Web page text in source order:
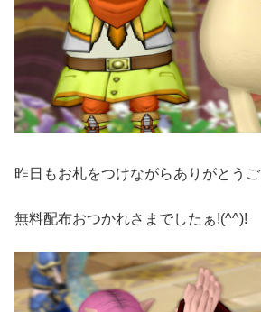
昨日もお札をつけながらありがとうご
無料配布おつかれさまでしたぁ!(^^)!